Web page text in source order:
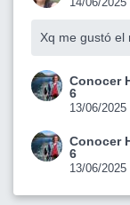
Xq me gustó el
Conocer
6
13/06/2025
Conocer
6
13/06/2025